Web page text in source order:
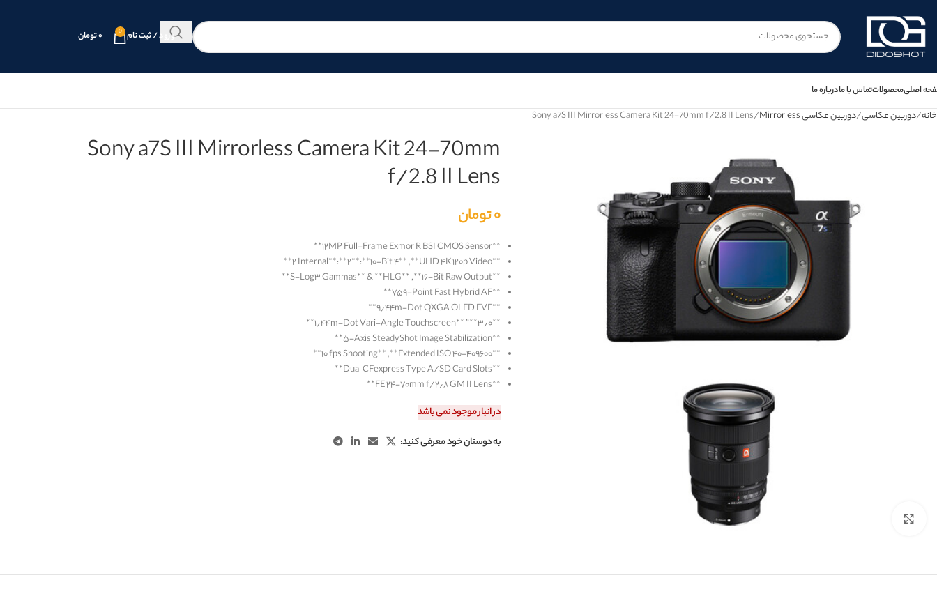
ورود / ثبت نام 0 ۰تومان
اصلیمحصولاتتماس با مادرباره ما
خانه دوربین عکاسی دوربین عکاسی Mirrorless Sony a7S III Mirrorless Camera Kit 24-70mm f/2.8 II Lens
Sony a7S III Mirrorless Camera Kit 24-70mm
f/2.8 II Lens
۰تومان
**۱۲MP Full-Frame Exmor R BSI CMOS Sensor**
**UHD ۴K ۱۲۰p Video**, **۱۰-Bit ۴**:**۲**:**۲ Internal**
**۱۶-Bit Raw Output**, **
HLG
** & **S-Log۳ Gammas**
**۷۵۹-Point Fast Hybrid AF**
**۹٫۴۴m-Dot QXGA OLED EVF **
**۳٫۰ **” **۱٫۴۴m-Dot Vari-Angle Touchscreen **
**۵-Axis SteadyShot Image Stabilization**
**Extended ISO ۴۰-۴۰۹۶۰۰**, **۱۰ fps Shooting**
**
Dual CFexpress Type A/SD Card Slots
**
**FE ۲۴-۷۰mm f/۲٫۸ GM II Lens
**
در انبار موجود نمی باشد
به دوستان خود معرفی کنید: